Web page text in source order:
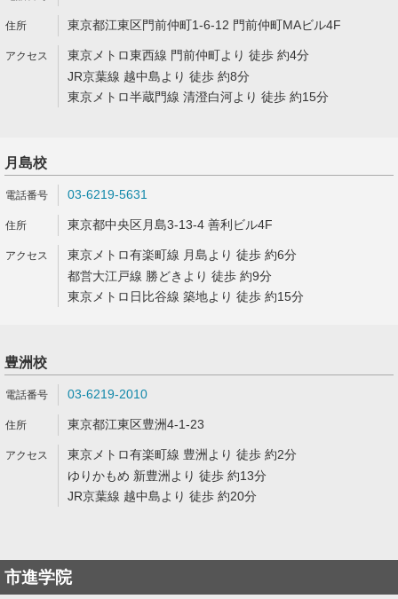
東京都江東区門前仲町1-6-12 門前仲町MAビル4F
東京メトロ東西線 門前仲町より 徒歩 約4分
JR京葉線 越中島より 徒歩 約8分
東京メトロ半蔵門線 清澄白河より 徒歩 約15分
月島校
03-6219-5631
東京都中央区月島3-13-4 善利ビル4F
東京メトロ有楽町線 月島より 徒歩 約6分
都営大江戸線 勝どきより 徒歩 約9分
東京メトロ日比谷線 築地より 徒歩 約15分
豊洲校
03-6219-2010
東京都江東区豊洲4-1-23
東京メトロ有楽町線 豊洲より 徒歩 約2分
ゆりかもめ 新豊洲より 徒歩 約13分
JR京葉線 越中島より 徒歩 約20分
市進学院